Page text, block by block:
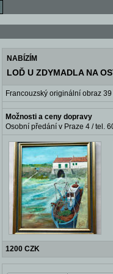
NABÍZÍM
LOĎ U ZDYMADLA NA
Francouzský originální obraz
Možnosti a ceny dopravy
Osobní předání v Praze 4 / tel.
1200 CZK